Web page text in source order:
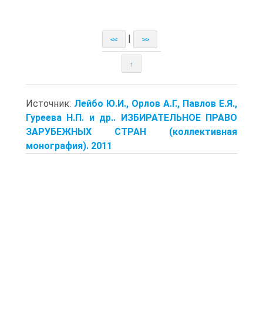
<< >>
↑
Источник: Лейбо Ю.И., Орлов А.Г., Павлов Е.Я.,
Гуреева Н.П. и др.. ИЗБИРАТЕЛЬНОЕ ПРАВО
ЗАРУБЕЖНЫХ СТРАН (коллективная
монография). 2011